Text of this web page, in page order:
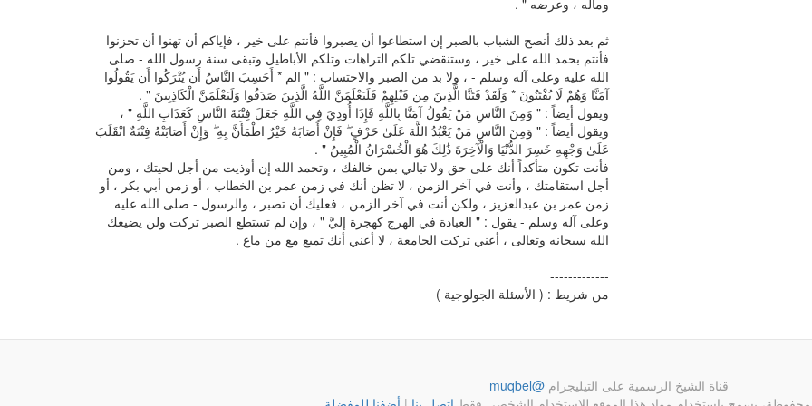
وماله ، وعرضه " .
ثم بعد ذلك أنصح الشباب بالصبر إن استطاعوا أن يصبروا فأنتم على خير ، فإياكم أن تهنوا أن تحزنوا
فأنتم بحمد الله على خير ، وستنقضي تلكم التراهات وتلكم الأباطيل وتبقى سنة رسول الله - صلى
الله عليه وعلى آله وسلم - ، ولا بد من الصبر والاحتساب : " الم * أَحَسِبَ النَّاسُ أَن يُتْرَكُوا أَن يَقُولُوا
آمَنَّا وَهُمْ لَا يُفْتَنُونَ * وَلَقَدْ فَتَنَّا الَّذِينَ مِن قَبْلِهِمْ فَلَيَعْلَمَنَّ اللَّهُ الَّذِينَ صَدَقُوا وَلَيَعْلَمَنَّ الْكَاذِبِينَ " .
ويقول أيضاً : " وَمِنَ النَّاسِ مَنْ يَقُولُ آمَنَّا بِاللَّهِ فَإِذَا أُوذِيَ فِي اللَّهِ جَعَلَ فِتْنَةَ النَّاسِ كَعَذَابِ اللَّهِ " ،
ويقول أيضاً : " وَمِنَ النَّاسِ مَنْ يَعْبُدُ اللَّهَ عَلَىٰ حَرْفٍ ۖ فَإِنْ أَصَابَهُ خَيْرٌ اطْمَأَنَّ بِهِ ۖ وَإِنْ أَصَابَتْهُ فِتْنَةٌ انْقَلَبَ
عَلَىٰ وَجْهِهِ خَسِرَ الدُّنْيَا وَالْآخِرَةَ ذَٰلِكَ هُوَ الْخُسْرَانُ الْمُبِينُ " .
فأنت تكون متأكداً أنك على حق ولا تبالي بمن خالفك ، وتحمد الله إن أوذيت من أجل لحيتك ، ومن
أجل استقامتك ، وأنت في آخر الزمن ، لا تظن أنك في زمن عمر بن الخطاب ، أو زمن أبي بكر ، أو
زمن عمر بن عبدالعزيز ، ولكن أنت في آخر الزمن ، فعليك أن تصبر ، والرسول - صلى الله عليه
وعلى آله وسلم - يقول : " العبادة في الهرج كهجرة إليَّ " ، وإن لم تستطع الصبر تركت ولن يضيعك
الله سبحانه وتعالى ، أعني تركت الجامعة ، لا أعني أنك تميع مع من ماع .
-------------
من شريط : ( الأسئلة الجولوجية )
قناة الشيخ الرسمية على التيليجرام @muqbel